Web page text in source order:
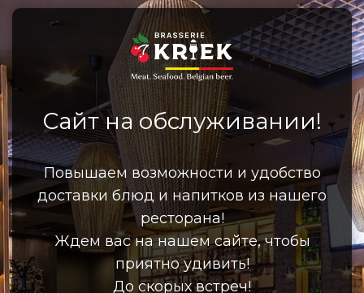
Сайт на обслуживании!
Повышаем возможности и удобство
доставки блюд и напитков из нашего
ресторана!
Ждем вас на нашем сайте, чтобы
приятно удивить!
До скорых встреч!